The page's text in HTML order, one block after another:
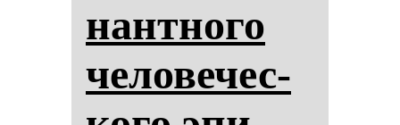
нан­тно­го
че­ло­ве­чес­